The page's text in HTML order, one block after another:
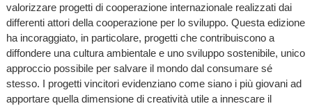
valorizzare progetti di cooperazione internazionale realizzati dai
differenti attori della cooperazione per lo sviluppo. Questa edizione
ha incoraggiato, in particolare, progetti che contribuiscono a
diffondere una cultura ambientale e uno sviluppo sostenibile, unico
approccio possibile per salvare il mondo dal consumare sé
stesso. I progetti vincitori evidenziano come siano i più giovani ad
apportare quella dimensione di creatività utile a innescare il